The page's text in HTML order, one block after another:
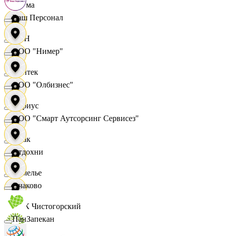
Сигма
СИН
Синтек
Сириус
Смак
Сомелье
СПК Чистогорский
Ваш Персонал
ООО "Нимер"
ООО "Олбизнес"
ООО "Смарт Аутсорсинг Сервисез"
Отдохни
Очаково
ПанЗапекан